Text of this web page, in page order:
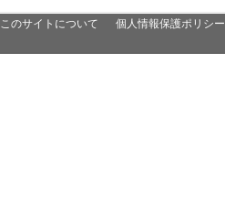
このサイトについて 個人情報保護ポリシー